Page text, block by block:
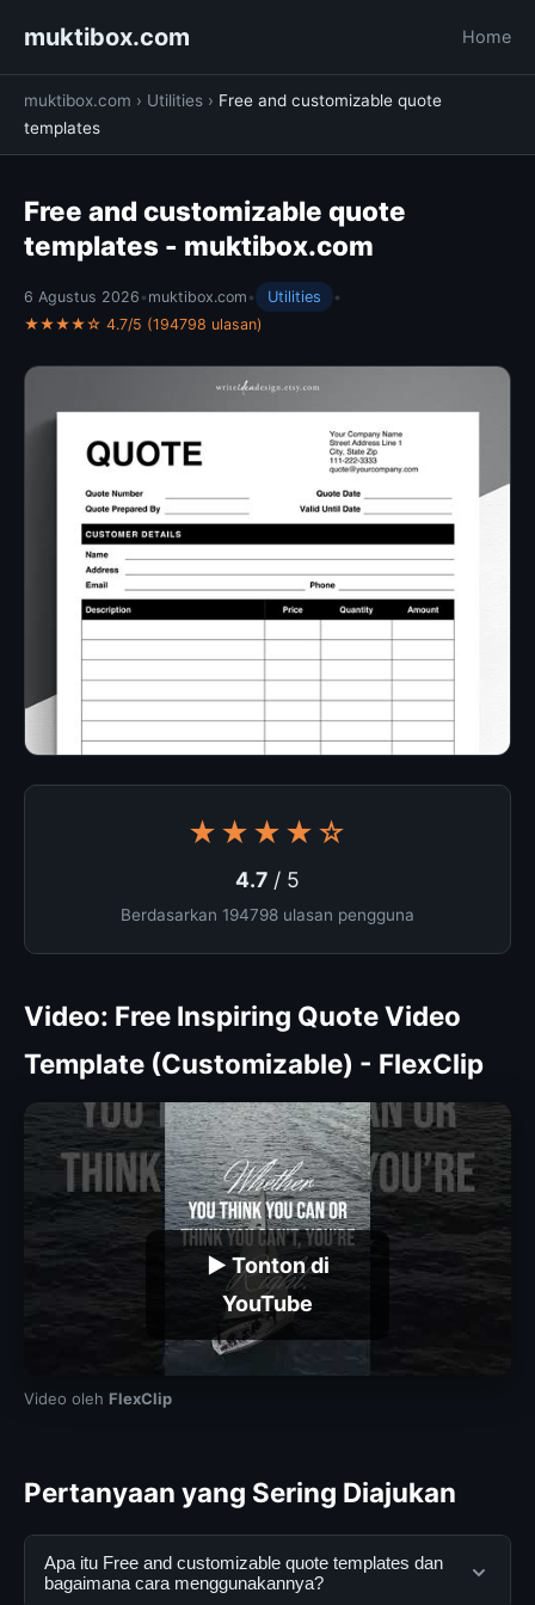
muktibox.com Home
muktibox.com › Utilities › Free and customizable quote
templates
Free and customizable quote
templates - muktibox.com
6 Agustus 2026 • muktibox.com • Utilities
•
★★★★☆ 4.7/5 (194798 ulasan)
★★★★☆
4.7 / 5
Berdasarkan 194798 ulasan pengguna
Video: Free Inspiring Quote Video
Template (Customizable) - FlexClip
▶ Tonton di
YouTube
Video oleh FlexClip
Pertanyaan yang Sering Diajukan
Apa itu Free and customizable quote templates dan
bagaimana cara menggunakannya?